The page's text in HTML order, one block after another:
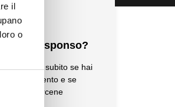
il
o
il responso?
dicendoti subito se hai
resarcimento e se
occuparcene